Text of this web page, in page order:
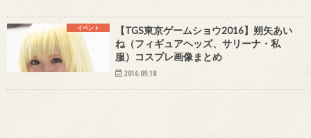
イベント
【TGS東京ゲームショウ2016】朔矢あい
ね（フィギュアヘッズ、サリーナ・私
服）コスプレ画像まとめ
2016.09.18